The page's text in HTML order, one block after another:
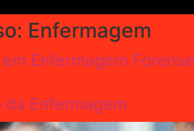
Enfermagem
Enfermagem Forense
da Enfermagem